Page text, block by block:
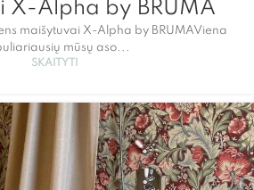
X-Alpha by BRUMA
maišytuvai X-Alpha by BRUMAViena
mūsų aso...
SKAITYTI